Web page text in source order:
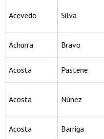
Acevedo Silva
Achurra Bravo
Acosta Pastene
Acosta Núñez
Acosta Barriga